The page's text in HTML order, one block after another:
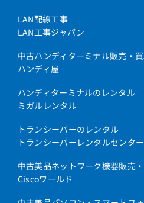
LAN配線工事
LAN工事ジャパン
中古ハンディターミナル販売・
ハンディ屋
ハンディターミナルのレンタル
ミガルレンタル
トランシーバーのレンタル
トランシーバーレンタルセンター
中古美品ネットワーク機器販売
Ciscoワールド